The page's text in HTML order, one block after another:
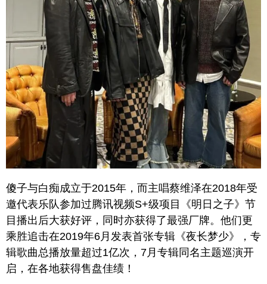
傻子与白痴成立于2015年，而主唱蔡维泽在2018年受
邀代表乐队参加过腾讯视频S+级项目《明日之子》节
目播出后大获好评，同时亦获得了最强厂牌。他们更
乘胜追击在2019年6月发表首张专辑《夜长梦少》，专
辑歌曲总播放量超过1亿次，7月专辑同名主题巡演开
启，在各地获得售盘佳绩！